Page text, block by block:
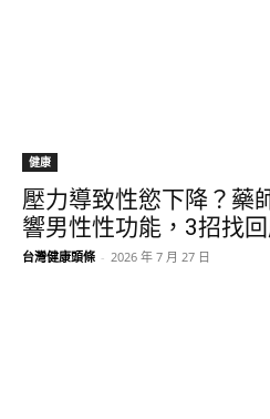
健康
壓力導致性慾下降？藥
響男性性功能，3招找
台灣健康頭條 - 2026 年 7 月 27 日